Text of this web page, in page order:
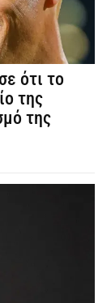
ότι το
της
της